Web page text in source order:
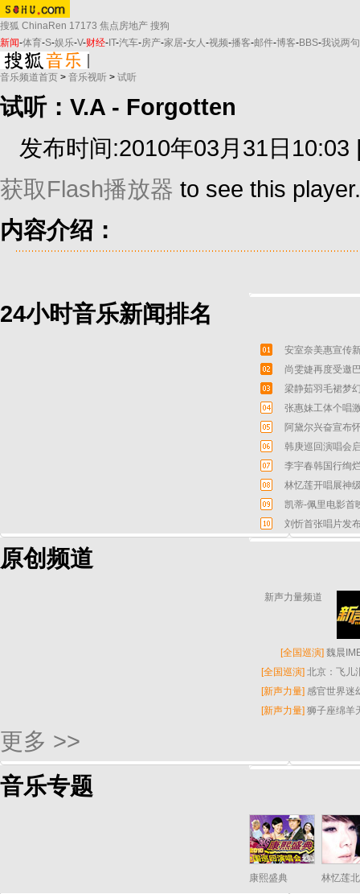
搜狐 ChinaRen 17173 焦点房地产 搜狗
新闻-体育-S-娱乐-V-财经- IT-汽车-房产-家居-女人-视频-播客-邮件-博客-BBS-我说两句
音乐频道首页 > 音乐视听 > 试听
试听：V.A - Forgotten
发布时间:2010年03月31日
获取Flash播放器 to see this player.
内容介绍：
24小时音乐新闻排名
安室奈美惠宣传
尚雯婕再度受邀
梁静茹羽毛裙梦
张惠妹工体个唱
阿黛尔兴奋宣布
韩庚巡回演唱会
李宇春韩国行绚
林忆莲开唱展神
凯蒂-佩里电影首
刘忻首张唱片发
原创频道
新声力量频道
[全国巡演] 魏晨
[全国巡演] 北京：飞儿
[新声力量] 感官世界迷
[新声力量] 狮子座绵羊
更多 >>
音乐专题
康熙盛典 林忆莲